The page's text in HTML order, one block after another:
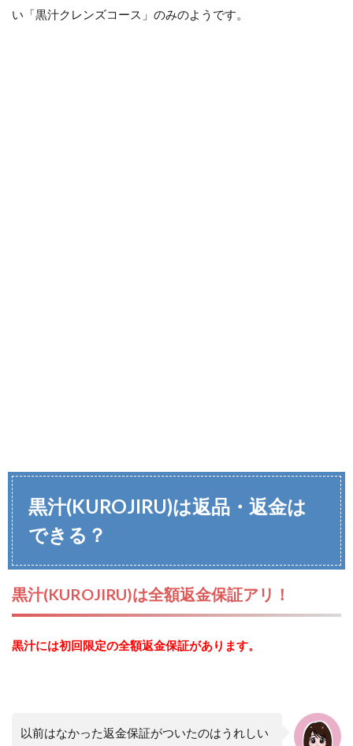
い「黒汁クレンズコース」のみのようです。
黒汁(KUROJIRU)は返品・返金は
できる？
黒汁(KUROJIRU)は全額返金保証アリ！
黒汁には初回限定の全額返金保証があります。
以前はなかった返金保証がついたのはうれしい